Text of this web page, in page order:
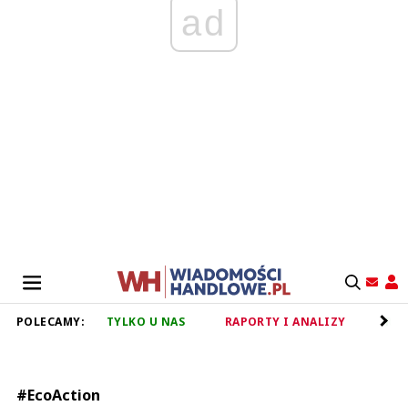
ad
POLECAMY: TYLKO U NAS RAPORTY I ANALIZY
#EcoAction